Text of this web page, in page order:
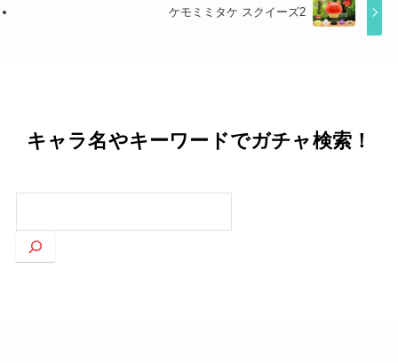
ケモミミタケ スクイーズ2
キャラ名やキーワードでガチャ検索！
索